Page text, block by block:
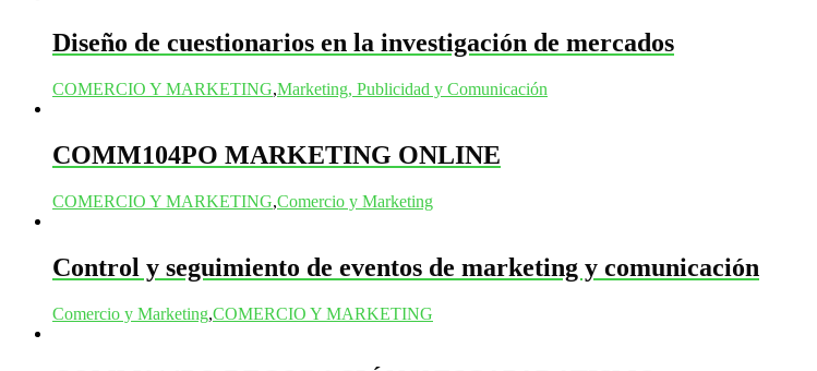
Diseño de cuestionarios en la investigación de mercados
COMERCIO Y MARKETING,Marketing, Publicidad y Comunicación
COMM104PO MARKETING ONLINE
COMERCIO Y MARKETING,Comercio y Marketing
Control y seguimiento de eventos de marketing y comunicación
Comercio y Marketing,COMERCIO Y MARKETING